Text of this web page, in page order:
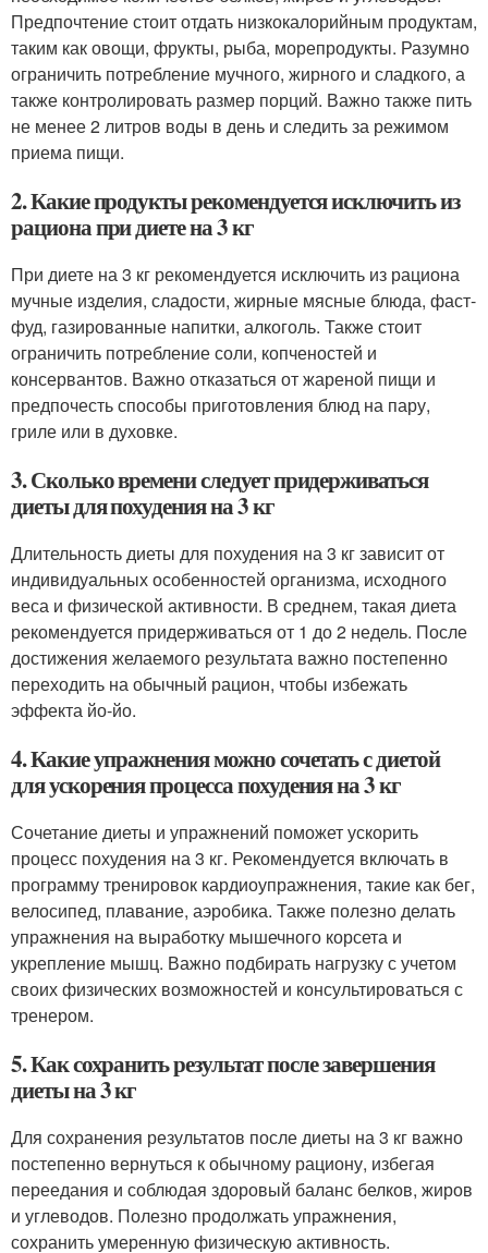
Предпочтение стоит отдать низкокалорийным продуктам,
таким как овощи, фрукты, рыба, морепродукты. Разумно
ограничить потребление мучного, жирного и сладкого, а
также контролировать размер порций. Важно также пить
не менее 2 литров воды в день и следить за режимом
приема пищи.
2. Какие продукты рекомендуется исключить из
рациона при диете на 3 кг
При диете на 3 кг рекомендуется исключить из рациона
мучные изделия, сладости, жирные мясные блюда, фаст-
фуд, газированные напитки, алкоголь. Также стоит
ограничить потребление соли, копченостей и
консервантов. Важно отказаться от жареной пищи и
предпочесть способы приготовления блюд на пару,
гриле или в духовке.
3. Сколько времени следует придерживаться
диеты для похудения на 3 кг
Длительность диеты для похудения на 3 кг зависит от
индивидуальных особенностей организма, исходного
веса и физической активности. В среднем, такая диета
рекомендуется придерживаться от 1 до 2 недель. После
достижения желаемого результата важно постепенно
переходить на обычный рацион, чтобы избежать
эффекта йо-йо.
4. Какие упражнения можно сочетать с диетой
для ускорения процесса похудения на 3 кг
Сочетание диеты и упражнений поможет ускорить
процесс похудения на 3 кг. Рекомендуется включать в
программу тренировок кардиоупражнения, такие как бег,
велосипед, плавание, аэробика. Также полезно делать
упражнения на выработку мышечного корсета и
укрепление мышц. Важно подбирать нагрузку с учетом
своих физических возможностей и консультироваться с
тренером.
5. Как сохранить результат после завершения
диеты на 3 кг
Для сохранения результатов после диеты на 3 кг важно
постепенно вернуться к обычному рациону, избегая
переедания и соблюдая здоровый баланс белков, жиров
и углеводов. Полезно продолжать упражнения,
сохранить умеренную физическую активность.